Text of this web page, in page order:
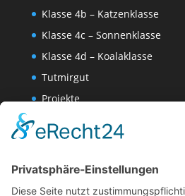
Klasse 4b – Katzenklasse
Klasse 4c – Sonnenklasse
Klasse 4d – Koalaklasse
Tutmirgut
Projekte
Wissenschaften-AG
Datenschutzerklärung